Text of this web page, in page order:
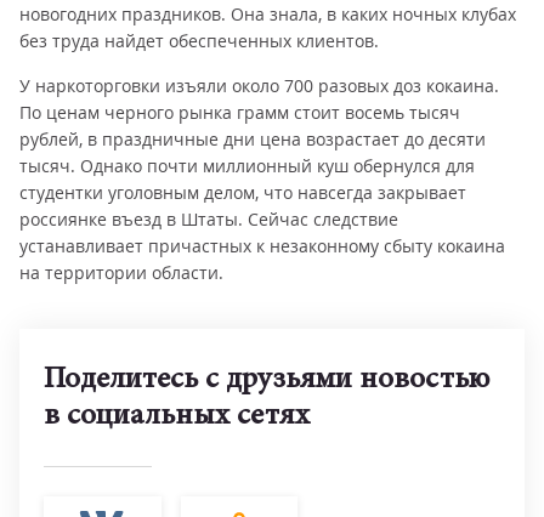
новогодних праздников. Она знала, в каких ночных клубах
без труда найдет обеспеченных клиентов.
У наркоторговки изъяли около 700 разовых доз кокаина.
По ценам черного рынка грамм стоит восемь тысяч
рублей, в праздничные дни цена возрастает до десяти
тысяч. Однако почти миллионный куш обернулся для
студентки уголовным делом, что навсегда закрывает
россиянке въезд в Штаты. Сейчас следствие
устанавливает причастных к незаконному сбыту кокаина
на территории области.
Поделитесь с друзьями новостью
в социальных сетях